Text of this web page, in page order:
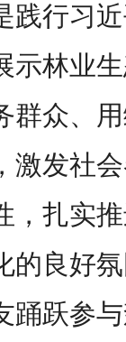
行习近
示林业
众、
激发社
扎实
的良好
踊跃参